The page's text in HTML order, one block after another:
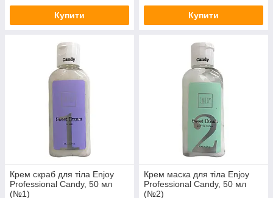
Купити Купити
Крем скраб для тіла Еnjoy
Professional Candy, 50 мл
(№1)
Крем маска для тіла Еnjoy
Professional Candy, 50 мл
(№2)